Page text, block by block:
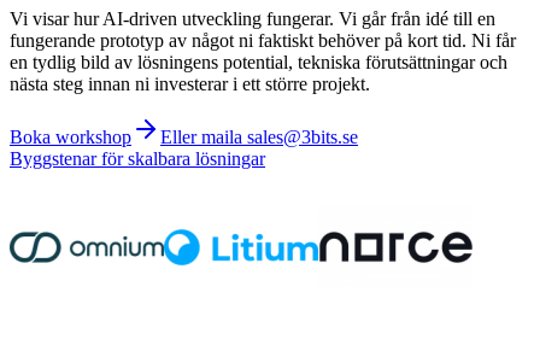
Vi visar hur AI-driven utveckling fungerar. Vi går från idé till en
fungerande prototyp av något ni faktiskt behöver på kort tid. Ni får
en tydlig bild av lösningens potential, tekniska förutsättningar och
nästa steg innan ni investerar i ett större projekt.
Boka workshop
Eller maila sales@3bits.se
Byggstenar för skalbara lösningar